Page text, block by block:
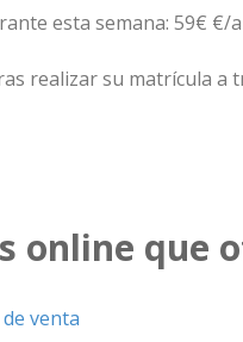
esta semana: 59€ €/
realizar su matrícula a
online que
venta